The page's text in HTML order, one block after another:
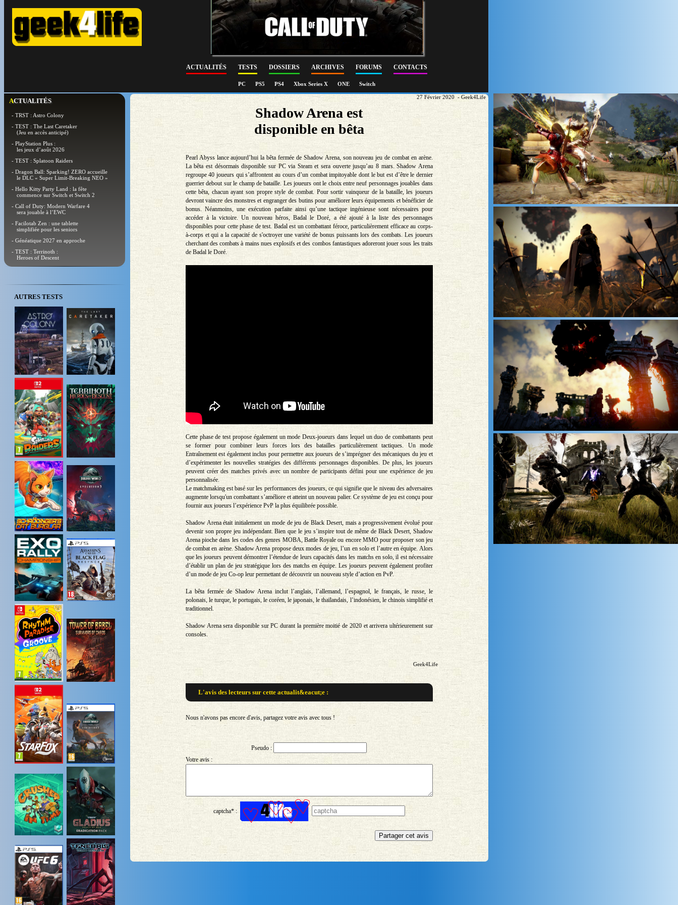
ACTUALITÉS TESTS DOSSIERS ARCHIVES FORUMS CONTACTS
PC PS5 PS4 Xbox Series X ONE Switch
ACTUALITÉS
- TRST : Astro Colony
- TEST : The Last Caretaker
(Jeu en accès anticipé)
- PlayStation Plus :
les jeux d’août 2026
- TEST : Splatoon Raiders
- Dragon Ball: Sparking! ZERO accueille
le DLC « Super Limit-Breaking NEO »
- Hello Kitty Party Land : la fête
commence sur Switch et Switch 2
- Call of Duty: Modern Warfare 4
sera jouable à l’EWC
- Facilotab Zen : une tablette
simplifiée pour les seniors
- Généatique 2027 en approche
- TEST : Terrinoth :
Heroes of Descent
AUTRES TESTS
27 Février 2020 - Geek4Life
Shadow Arena est
disponible en bêta
Pearl Abyss lance aujourd’hui la bêta fermée de Shadow Arena, son nouveau jeu de combat en arène.
La bêta est désormais disponible sur PC via Steam et sera ouverte jusqu’au 8 mars. Shadow Arena
regroupe 40 joueurs qui s’affrontent au cours d’un combat impitoyable dont le but est d’être le dernier
guerrier debout sur le champ de bataille. Les joueurs ont le choix entre neuf personnages jouables dans
cette bêta, chacun ayant son propre style de combat. Pour sortir vainqueur de la bataille, les joueurs
devront vaincre des monstres et engranger des butins pour améliorer leurs équipements et bénéficier de
bonus. Néanmoins, une exécution parfaite ainsi qu’une tactique ingénieuse sont nécessaires pour
accéder à la victoire. Un nouveau héros, Badal le Doré, a été ajouté à la liste des personnages
disponibles pour cette phase de test. Badal est un combattant féroce, particulièrement efficace au corps-
à-corps et qui a la capacité de s'octroyer une variété de bonus puissants lors des combats. Les joueurs
cherchant des combats à mains nues explosifs et des combos fantastiques adoreront jouer sous les traits
de Badal le Doré.
Cette phase de test propose également un mode Deux-joueurs dans lequel un duo de combattants peut
se former pour combiner leurs forces lors des batailles particulièrement tactiques. Un mode
Entraînement est également inclus pour permettre aux joueurs de s’imprégner des mécaniques du jeu et
d’expérimenter les nouvelles stratégies des différents personnages disponibles. De plus, les joueurs
peuvent créer des matches privés avec un nombre de participants défini pour une expérience de jeu
personnalisée.
Le matchmaking est basé sur les performances des joueurs, ce qui signifie que le niveau des adversaires
augmente lorsqu'un combattant s’améliore et atteint un nouveau palier. Ce système de jeu est conçu pour
fournir aux joueurs l’expérience PvP la plus équilibrée possible.
Shadow Arena était initialement un mode de jeu de Black Desert, mais a progressivement évolué pour
devenir son propre jeu indépendant. Bien que le jeu s’inspire tout de même de Black Desert, Shadow
Arena pioche dans les codes des genres MOBA, Battle Royale ou encore MMO pour proposer son jeu
de combat en arène. Shadow Arena propose deux modes de jeu, l’un en solo et l’autre en équipe. Alors
que les joueurs peuvent démontrer l’étendue de leurs capacités dans les matchs en solo, il est nécessaire
d’établir un plan de jeu stratégique lors des matchs en équipe. Les joueurs peuvent également profiter
d’un mode de jeu Co-op leur permettant de découvrir un nouveau style d’action en PvP.
La bêta fermée de Shadow Arena inclut l’anglais, l’allemand, l’espagnol, le français, le russe, le
polonais, le turque, le portugais, le coréen, le japonais, le thaïlandais, l’indonésien, le chinois simplifié et
traditionnel.
Shadow Arena sera disponible sur PC durant la première moitié de 2020 et arrivera ultérieurement sur
consoles.
Geek4Life
L'avis des lecteurs sur cette actualit&eacut;e :
Nous n'avons pas encore d'avis, partagez votre avis avec tous !
Pseudo :
Votre avis :
captcha* :